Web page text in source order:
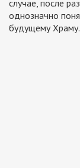
случае, после
однозначно
будущему Храму.